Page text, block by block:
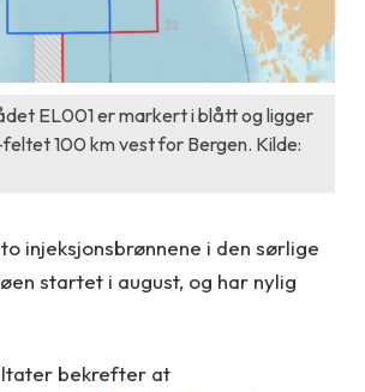
EL001 er markert i blått og ligger
100 km vest for Bergen. Kilde:
injeksjonsbrønnene i den sørlige
startet i august, og har nylig
bekrefter at